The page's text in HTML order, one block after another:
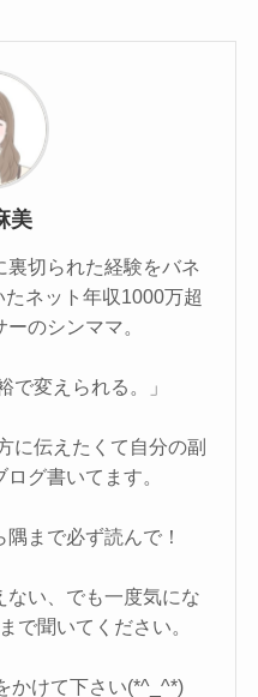
美
裏切られた経験をバネ
ネット年収1000万超
のシンママ。
で変えられる。」
に伝えたくて自分の副
グ書いてます。
まで必ず読んで！
ない、でも一度気にな
で聞いてください。
かけて下さい(*^_^*)